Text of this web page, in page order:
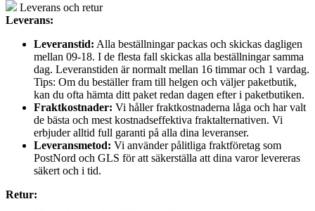
Leverans och retur
Leverans:
Leveranstid: Alla beställningar packas och skickas dagligen
mellan 09-18. I de flesta fall skickas alla beställningar samma
dag. Leveranstiden är normalt mellan 16 timmar och 1 vardag.
Tips: Om du beställer fram till helgen och väljer paketbutik,
kan du ofta hämta ditt paket redan dagen efter i paketbutiken.
Fraktkostnader: Vi håller fraktkostnaderna låga och har valt
de bästa och mest kostnadseffektiva fraktalternativen. Vi
erbjuder alltid full garanti på alla dina leveranser.
Leveransmetod: Vi använder pålitliga fraktföretag som
PostNord och GLS för att säkerställa att dina varor levereras
säkert och i tid.
Retur: